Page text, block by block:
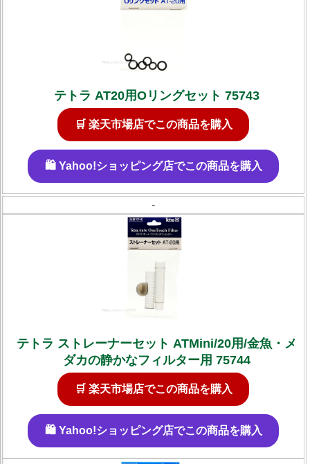
テトラ AT20用Oリングセット 75743
🛒 楽天市場店でこの商品を購入
🛍️ Yahoo!ショッピング店でこの商品を購入
-
テトラ ストレーナーセット ATMini/20用/金魚・メ
ダカの静かなフィルター用 75744
🛒 楽天市場店でこの商品を購入
🛍️ Yahoo!ショッピング店でこの商品を購入